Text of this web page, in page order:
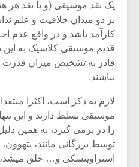
یک نقد موسیقی (و یا نقد هر
بر دو میدان خلاقیت و علم
کارآمد باشد و در واقع عدم
قدیم موسیقی کلاسیک به این
قادر به تشخیص میزان قدرت
نباشند.
لازم به ذکر است، اکثرا
موسیقی تسلط دارند و این
را در برمی گیرد، به همین
توسط بزرگانی مانند،
استراوینسکی و… خلق میشد،
میکلوش روژا
یادداشتی بر
اگر نمی توانی
مشهورترین
بدنام ترین باش